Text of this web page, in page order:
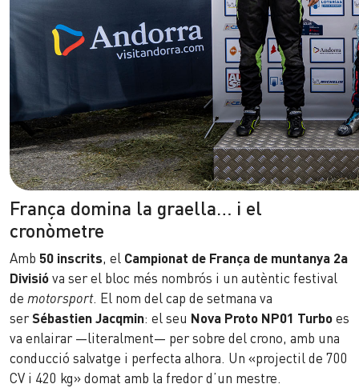
França domina la graella… i el
cronòmetre
Amb 50 inscrits, el Campionat de França de muntanya 2a
Divisióva ser el bloc més nombrós i un autèntic festival
de motorsport. El nom del cap de setmana va
serSébastien Jacqmin: el seu Nova Proto NP01 Turboes
va enlairar —literalment— per sobre del crono, amb una
conducció salvatge i perfecta alhora. Un «projectil de 700
CV i 420 kg» domat amb la fredor d’un mestre.